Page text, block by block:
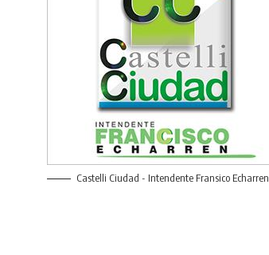
Castelli Ciudad - Intendente Fransico Echarren